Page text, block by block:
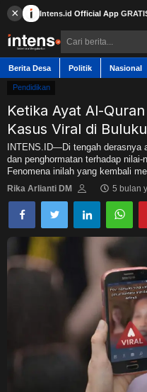
× Intens.id Official App
Berita Desa Politik Nasional
Berita Desa
Contact
Politik
Nasional
Pendidikan
Ketika Ayat Al-
Kasus Viral di
INTENS.ID—Di tengah derasnya
dan penghormatan terhadap
Fenomena inilah yang kembali
Rika Arlianti DM 5 bulan